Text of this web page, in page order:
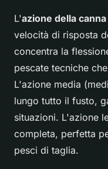
L'azione della canna
velocità di risposta
concentra la
pescate tecniche
L'azione media
lungo tutto il fusto,
situazioni. L'azione
completa, perfetta
pesci di taglia.